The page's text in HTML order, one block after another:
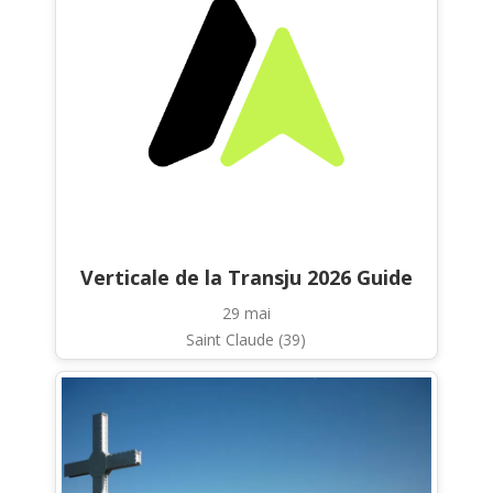
Verticale de la Transju 2026 Guide
29 mai
Saint Claude (39)